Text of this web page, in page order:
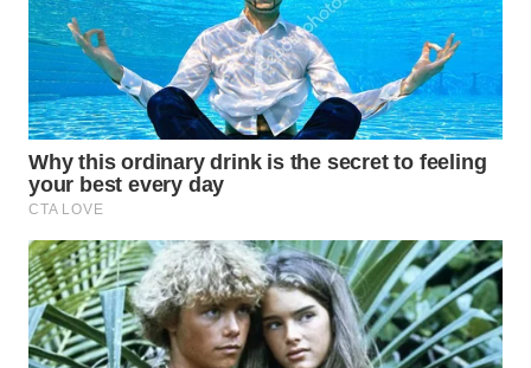
WN
SURABAYA
WN
NATUNA
WN
BINTAN
WN
MANDALIKA